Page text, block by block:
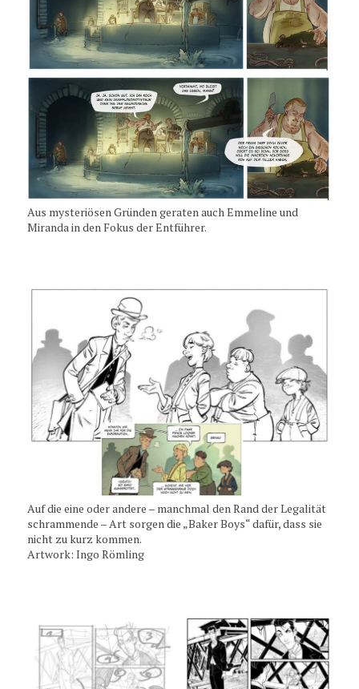
Aus mysteriösen Gründen geraten auch Emmeline und
Miranda in den Fokus der Entführer.
Auf die eine oder andere – manchmal den Rand der Legalität
schrammende – Art sorgen die „Baker Boys“ dafür, dass sie
nicht zu kurz kommen.
Artwork: Ingo Römling